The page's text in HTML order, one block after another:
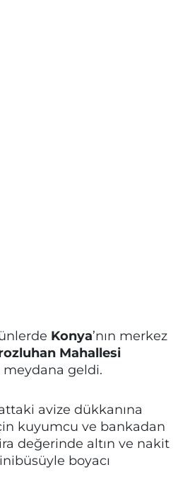
Konya’nın merkez
Mahallesi
meydana geldi.
avize dükkanına
kuyumcu ve bankadan
değerinde altın ve nakit
boyacı